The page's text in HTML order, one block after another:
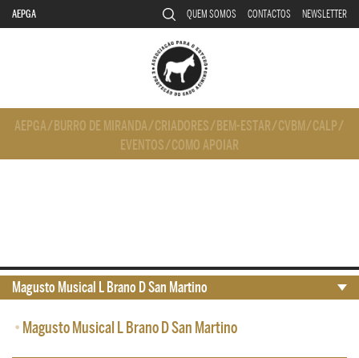
AEPGA QUEM SOMOS CONTACTOS NEWSLETTER
AEPGA/ BURRO DE MIRANDA/CRIADORES/ BEM-ESTAR/CVBM/CALP/
EVENTOS/COMO APOIAR
• Magusto Musical L Brano D San Martino
Magusto Musical L Brano D San Martino